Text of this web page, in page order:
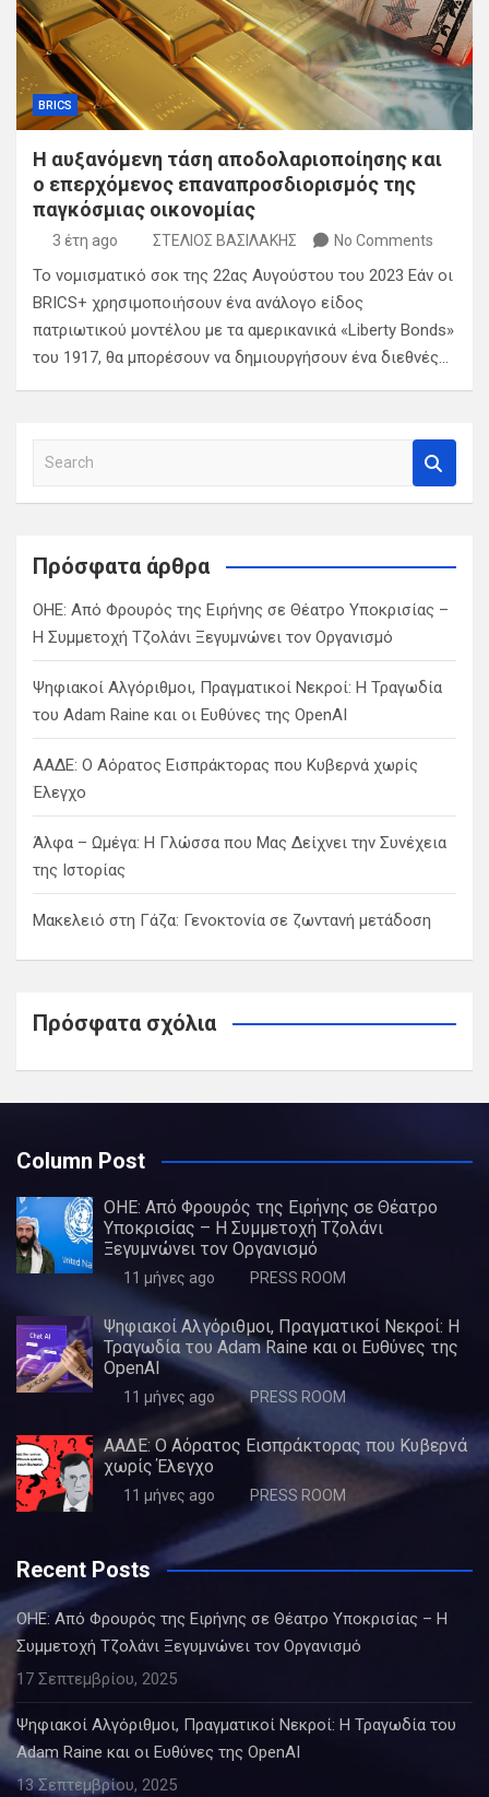
BRICS
Η αυξανόμενη τάση αποδολαριοποίησης και
ο επερχόμενος επαναπροσδιορισμός της
παγκόσμιας οικονομίας
3 έτη ago ΣΤΕΛΙΟΣ ΒΑΣΙΛΑΚΗΣ No Comments
Το νομισματικό σοκ της 22ας Αυγούστου του 2023 Εάν οι
BRICS+ χρησιμοποιήσουν ένα ανάλογο είδος
πατριωτικού μοντέλου με τα αμερικανικά «Liberty Bonds»
του 1917, θα μπορέσουν να δημιουργήσουν ένα διεθνές…
a
c
Πρόσφατα άρθρα
ΟΗΕ: Από Φρουρός της Ειρήνης σε Θέατρο Υποκρισίας –
Η Συμμετοχή Τζολάνι Ξεγυμνώνει τον Οργανισμό
Ψηφιακοί Αλγόριθμοι, Πραγματικοί Νεκροί: Η Τραγωδία
του Adam Raine και οι Ευθύνες της OpenAI
ΑΑΔΕ: Ο Αόρατος Εισπράκτορας που Κυβερνά χωρίς
Έλεγχο
Άλφα – Ωμέγα: Η Γλώσσα που Μας Δείχνει την Συνέχεια
της Ιστορίας
Μακελειό στη Γάζα: Γενοκτονία σε ζωντανή μετάδοση
Πρόσφατα σχόλια
Column Post
ΟΗΕ: Από Φρουρός της Ειρήνης σε Θέατρο
Υποκρισίας – Η Συμμετοχή Τζολάνι
Ξεγυμνώνει τον Οργανισμό
11 μήνες ago PRESS ROOM
Ψηφιακοί Αλγόριθμοι, Πραγματικοί Νεκροί: Η
Τραγωδία του Adam Raine και οι Ευθύνες της
OpenAI
11 μήνες ago PRESS ROOM
ΑΑΔΕ: Ο Αόρατος Εισπράκτορας που Κυβερνά
χωρίς Έλεγχο
11 μήνες ago PRESS ROOM
Recent Posts
ΟΗΕ: Από Φρουρός της Ειρήνης σε Θέατρο Υποκρισίας – Η
Συμμετοχή Τζολάνι Ξεγυμνώνει τον Οργανισμό
17 Σεπτεμβρίου, 2025
Ψηφιακοί Αλγόριθμοι, Πραγματικοί Νεκροί: Η Τραγωδία του
Adam Raine και οι Ευθύνες της OpenAI
13 Σεπτεμβρίου, 2025